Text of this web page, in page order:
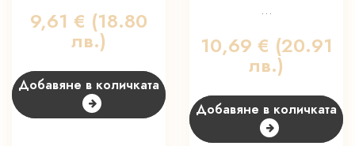
9,61 € (18.80
лв.)
Добавяне в количката
...
10,69 € (20.91
лв.)
Добавяне в количката